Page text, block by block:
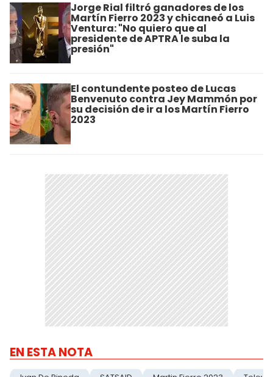
Jorge Rial filtró ganadores de los
Martín Fierro 2023 y chicaneó a Luis
Ventura: "No quiero que al
presidente de APTRA le suba la
presión"
El contundente posteo de Lucas
Benvenuto contra Jey Mammón por
su decisión de ir a los Martín Fierro
2023
EN ESTA NOTA